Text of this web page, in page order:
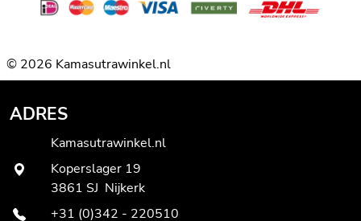
© 2026 Kamasutrawinkel.nl
ADRES
Kamasutrawinkel.nl
Koperslager 19
3861 SJ Nijkerk
+31 (0)342 - 220510